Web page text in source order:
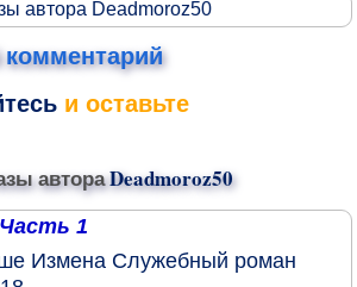
автора Deadmoroz50
комментарий
и оставьте
автораDeadmoroz50
1
Измена Служебный роман